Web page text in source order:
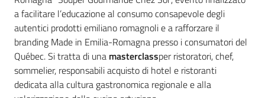
a facilitare l’educazione al consumo consapevole degli
autentici prodotti emiliano romagnoli e a rafforzare il
branding Made in Emilia-Romagna presso i consumatori del
Québec. Si tratta di una masterclassper ristoratori, chef,
sommelier, responsabili acquisto di hotel e ristoranti
dedicata alla cultura gastronomica regionale e alla